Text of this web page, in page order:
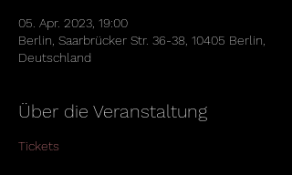
05. Apr. 2023, 19:00
Berlin, Saarbrücker Str. 36-38, 10405 Berlin,
Deutschland
Über die Veranstaltung
Tickets